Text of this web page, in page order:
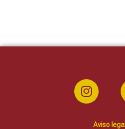
Aviso legal